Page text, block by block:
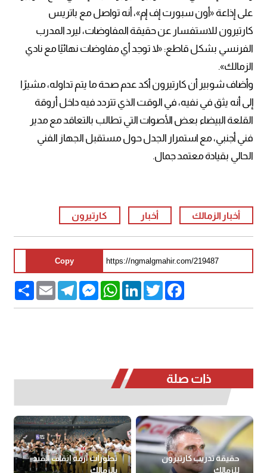
على إذاعة «أون سبورت إف إم»، أنه تواصل مع باتريس
كارتيرون للاستفسار عن حقيقة المفاوضات، ليرد المدرب
الفرنسي بشكل قاطع: «لا توجد أي مفاوضات نهائيًا مع نادي
الزمالك».
وأضاف شوبير أن كارتيرون أكد عدم صحة ما يتم تداوله، مشيرًا
إلى أنه يثق في نفيه، في الوقت الذي تتردد فيه داخل أروقة
القلعة البيضاء بعض الأصوات التي تطالب بالتعاقد مع مدير
فني أجنبي، مع استمرار الجدل حول مستقبل الجهاز الفني
الحالي بقيادة معتمد جمال.
أخبار الزمالك أخبار كارتيرون
Copy
Share Email
TelegramMessengerWhatsAppLinkedInTwitter
Facebook
ذات صلة
حقيقة تدريب كارتيرون
للزمالك
تطورات أزمة إيقاف القيد
بالزمالك